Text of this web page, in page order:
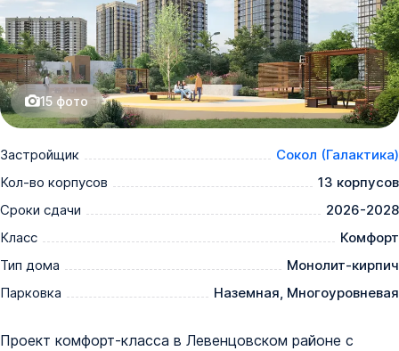
15 фото
Застройщик
Сокол (Галактика)
Кол-во корпусов
13 корпусов
Сроки сдачи
2026-2028
Класс
Комфорт
Тип дома
Монолит-кирпич
Парковка
Наземная, Многоуровневая
Проект комфорт-класса в Левенцовском районе с